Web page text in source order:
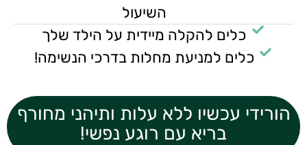
השיעול
כלים להקלה מיידית על הילד שלך
כלים למניעת מחלות בדרכי הנשימה!
עכשיו ללא עלות ותיהני מחורף
בריא עם רוגע נפשי!